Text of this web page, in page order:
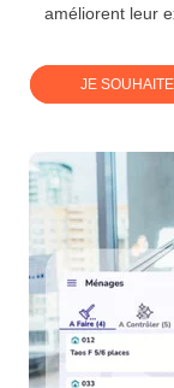
améliorent leur
JE